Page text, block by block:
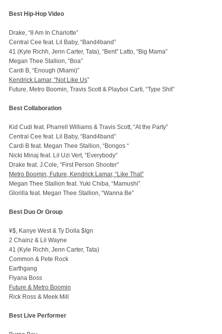
Best Hip-Hop Video
Drake, “8 Am In Charlotte”
Central Cee feat. Lil Baby, “Band4band”
41 (Kyle Richh, Jenn Carter, Tata), “Bent” Latto, “Big Mama”
Megan Thee Stallion, “Boa”
Cardi B, “Enough (Miami)”
Kendrick Lamar, “Not Like Us”
Future, Metro Boomin, Travis Scott & Playboi Carti, “Type Shit”
Best Collaboration
Kid Cudi feat. Pharrell Williams & Travis Scott, “At the Party”
Central Cee feat. Lil Baby, “Band4band”
Cardi B feat. Megan Thee Stallion, “Bongos “
Nicki Minaj feat. Lil Uzi Vert, “Everybody”
Drake feat. J.Cole, “First Person Shooter”
Metro Boomin, Future, Kendrick Lamar, “Like That”
Megan Thee Stallion feat. Yuki Chiba, “Mamushi”
Glorilla feat. Megan Thee Stallion, “Wanna Be”
Best Duo Or Group
¥$, Kanye West & Ty Dolla $Ign
2 Chainz & Lil Wayne
41 (Kyle Richh, Jenn Carter, Tata)
Common & Pete Rock
Earthgang
Flyana Boss
Future & Metro Boomin
Rick Ross & Meek Mill
Best Live Performer